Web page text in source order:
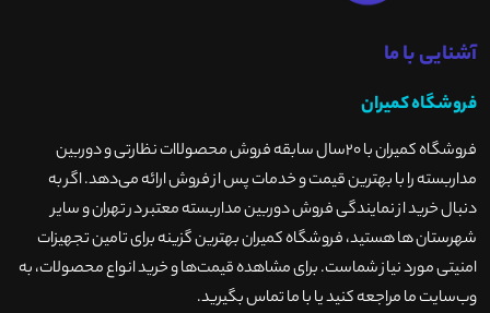
آشنایی با ما
فروشگاه کمیران
فروشگاه کمیران با ۲۰سال سابقه فروش محصولاات نظارتی و دوربین
مداربسته را با بهترین قیمت و خدمات پس از فروش ارائه می‌دهد. اگر به
دنبال خرید از نمایندگی فروش دوربین مداربسته معتبر در تهران و سایر
شهرستان ها هستید، فروشگاه کمیران بهترین گزینه برای تامین تجهیزات
امنیتی مورد نیاز شماست. برای مشاهده قیمت‌ها و خرید انواع محصولات، به
وب‌سایت ما مراجعه کنید یا با ما تماس بگیرید.